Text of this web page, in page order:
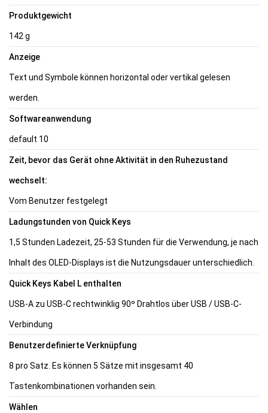
Produktgewicht
142 g
Anzeige
Text und Symbole können horizontal oder vertikal gelesen
werden.
Softwareanwendung
default 10
Zeit, bevor das Gerät ohne Aktivität in den Ruhezustand
wechselt:
Vom Benutzer festgelegt
Ladungstunden von Quick Keys
1,5 Stunden Ladezeit, 25-53 Stunden für die Verwendung, je nach
Inhalt des OLED-Displays ist die Nutzungsdauer unterschiedlich.
Quick Keys Kabel L enthalten
USB-A zu USB-C rechtwinklig 90º Drahtlos über USB / USB-C-
Verbindung
Benutzerdefinierte Verknüpfung
8 pro Satz. Es können 5 Sätze mit insgesamt 40
Tastenkombinationen vorhanden sein.
Wählen